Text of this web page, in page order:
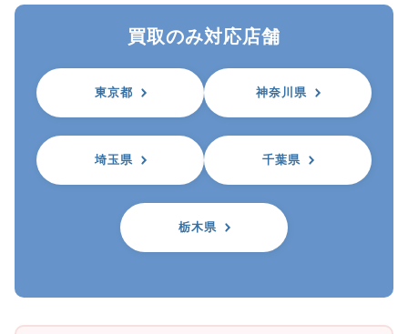
買取のみ対応店舗
東京都 神奈川県
埼玉県 千葉県
栃木県